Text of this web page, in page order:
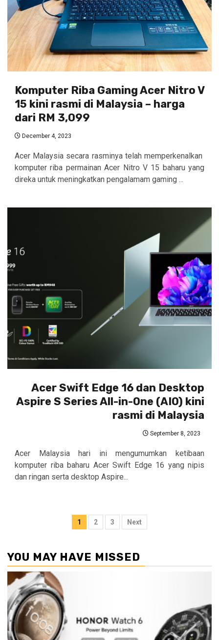
Komputer Riba Gaming Acer Nitro V
15 kini rasmi di Malaysia – harga
dari RM 3,099
December 4, 2023
Acer Malaysia secara rasminya telah memperkenalkan
komputer riba permainan Acer Nitro V 15 baharu yang
direka untuk meningkatkan pengalamam gaming ...
Acer Swift Edge 16 dan Desktop
Aspire S Series All-in-One (AIO) kini
rasmi di Malaysia
September 8, 2023
Acer Malaysia hari ini mengumumkan ketibaan
komputer riba baharu Acer Swift Edge 16 yang nipis
dan ringan serta desktop Aspire...
Posts
1 2 3 Next
YOU MAY HAVE MISSED